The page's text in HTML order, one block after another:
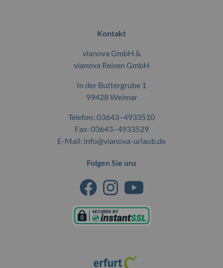
Kontakt
vianova GmbH &
vianova Reisen GmbH
In der Buttergrube 1
99428 Weimar
Telefon: 03643–4933510
Fax: 03643–4933529
E-Mail: info@vianova-urlaub.de
Folgen Sie uns